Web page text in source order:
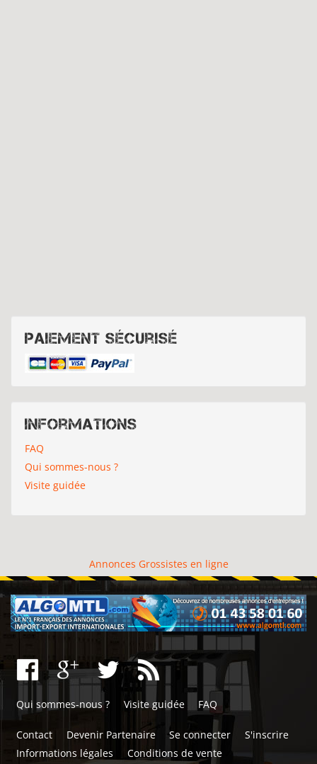
Paiement sécurisé
Informations
FAQ
Qui sommes-nous ?
Visite guidée
Annonces Grossistes en ligne
Qui sommes-nous ? Visite guidée FAQ
Contact Devenir Partenaire Se connecter
S'inscrire
Informations légales
Conditions de vente